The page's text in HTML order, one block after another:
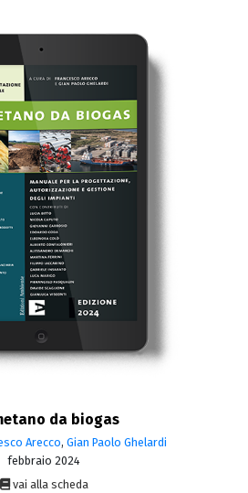
da biogas
Arecco, Gian Paolo Ghelardi
febbraio 2024
vai alla scheda